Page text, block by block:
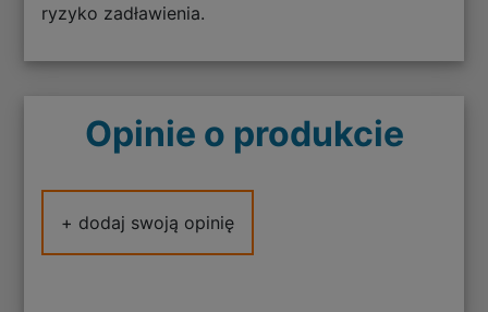
ryzyko zadławienia.
Opinie o produkcie
+ dodaj swoją opinię